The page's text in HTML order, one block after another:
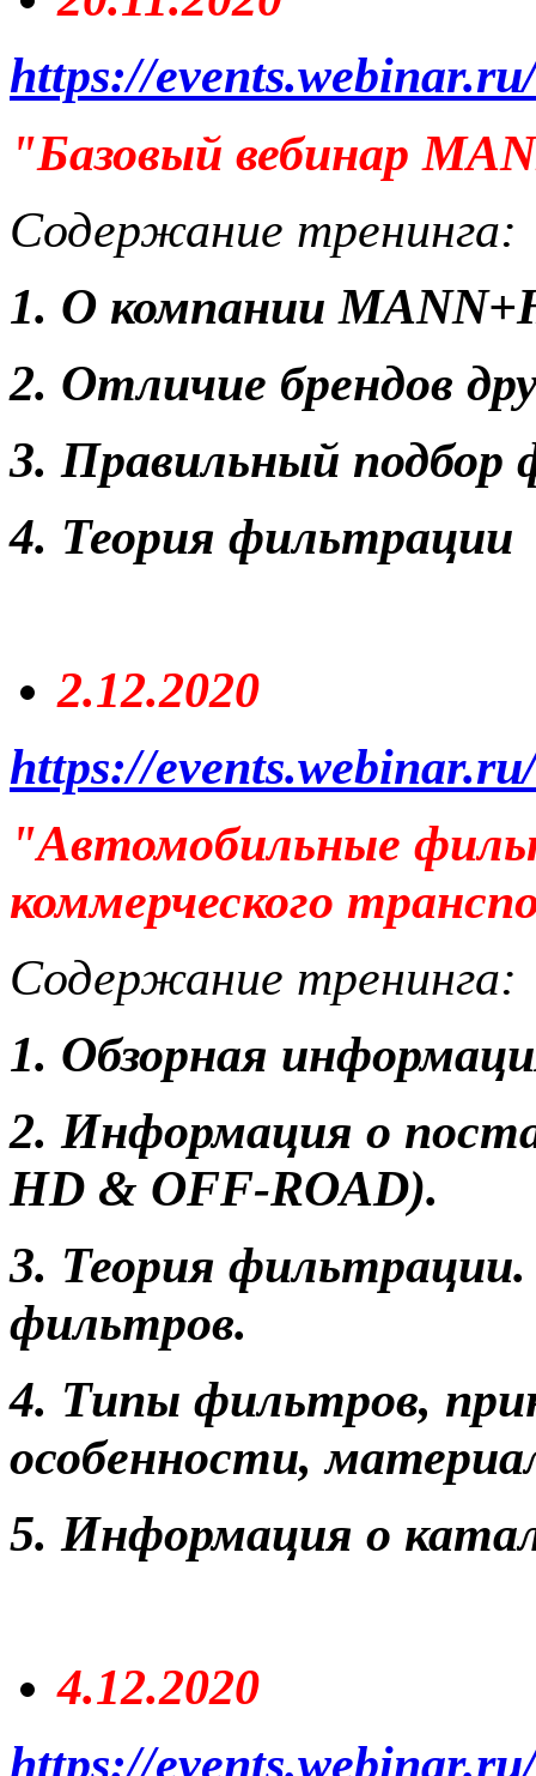
https://
"Базовый вебинар
Содержание тренинга:
1. О компании
2. Отличие брендов
3. Правильный подбор
4. Теория фильтрации
2.12.2020
https://
"Автомобильные
коммерческого
Содержание тренинга:
1. Обзорная
2. Информация о
HD & OFF-ROAD).
3. Теория
фильтров.
4. Типы фильтров,
особенности,
5. Информация о
4.12.2020
https://